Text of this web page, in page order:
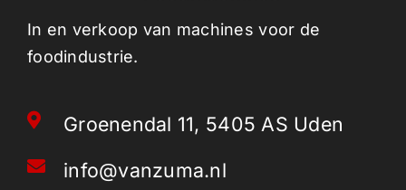
In en verkoop van machines voor de
foodindustrie.
Groenendal 11, 5405 AS Uden
info@vanzuma.nl